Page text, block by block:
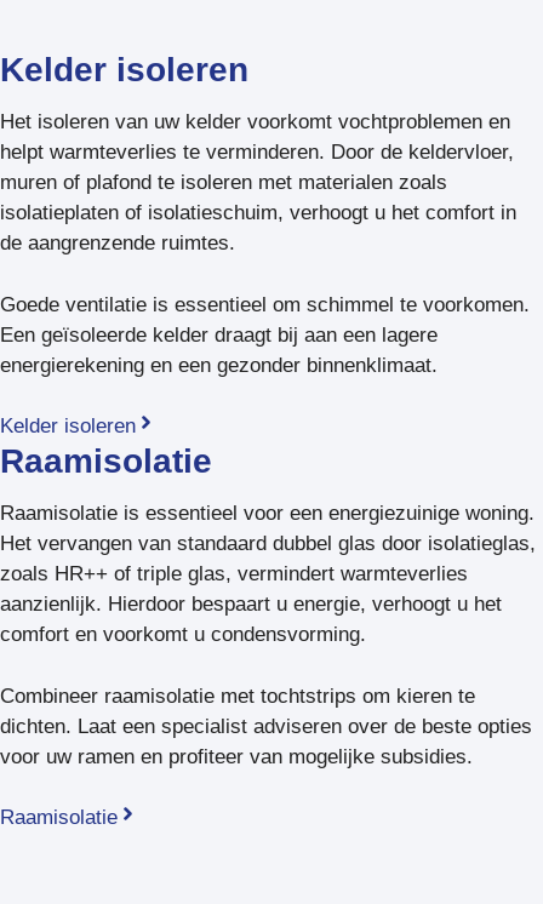
Kelder isoleren
Het isoleren van uw kelder voorkomt vochtproblemen en
helpt warmteverlies te verminderen. Door de keldervloer,
muren of plafond te isoleren met materialen zoals
isolatieplaten of isolatieschuim, verhoogt u het comfort in
de aangrenzende ruimtes.
Goede ventilatie is essentieel om schimmel te voorkomen.
Een geïsoleerde kelder draagt bij aan een lagere
energierekening en een gezonder binnenklimaat.
Kelder isoleren
Raamisolatie
Raamisolatie is essentieel voor een energiezuinige woning.
Het vervangen van standaard dubbel glas door isolatieglas,
zoals HR++ of triple glas, vermindert warmteverlies
aanzienlijk. Hierdoor bespaart u energie, verhoogt u het
comfort en voorkomt u condensvorming.
Combineer raamisolatie met tochtstrips om kieren te
dichten. Laat een specialist adviseren over de beste opties
voor uw ramen en profiteer van mogelijke subsidies.
Raamisolatie